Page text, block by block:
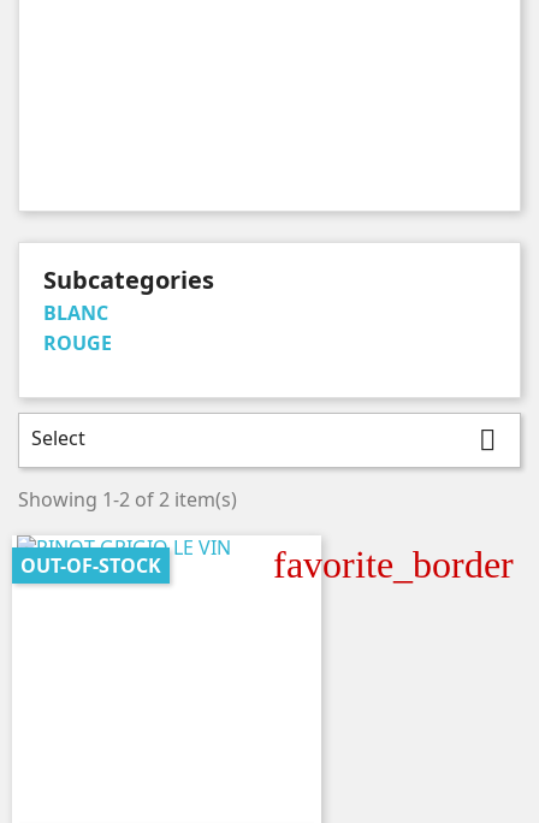
Subcategories
BLANC
ROUGE
Select 
Showing 1-2 of 2 item(s)
favorite_border
OUT-OF-STOCK